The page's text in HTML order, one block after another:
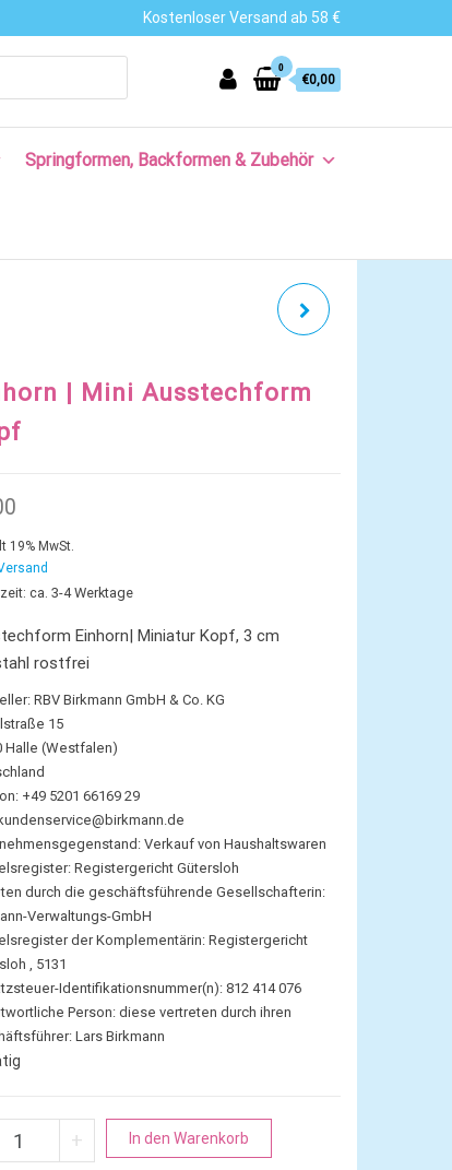
Kostenloser Versand ab 58 €
0
€0,00
Springformen, Backformen & Zubehör
| Mini Ausstechform
19% MwSt.
ca. 3-4 Werktage
Einhorn| Miniatur Kopf, 3 cm
rostfrei
RBV Birkmann GmbH & Co. KG
15
Halle (Westfalen)
+49 5201 66169 29
kundenservice@birkmann.de
Verkauf von Haushaltswaren
Registergericht Gütersloh
durch die geschäftsführende Gesellschafterin:
Verwaltungs-GmbH
der Komplementärin: Registergericht
, 5131
Identifikationsnummer(n): 812 414 076
Person: diese vertreten durch ihren
Lars Birkmann
Einhorn | Mini Ausstechform Kopf Menge
+ In den Warenkorb